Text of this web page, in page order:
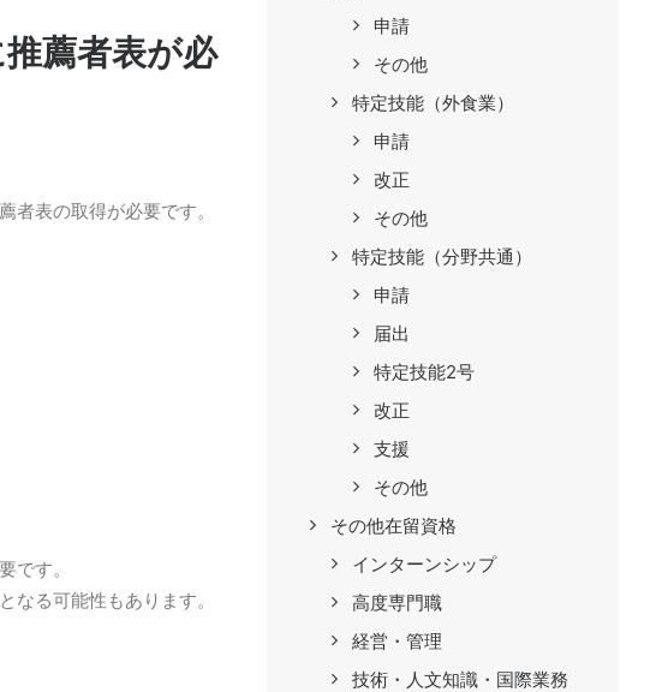
推薦者表が必
者表の取得が必要です。
です。
となる可能性もあります。
申請
その他
特定技能（外食業）
申請
改正
その他
特定技能（分野共通）
申請
届出
特定技能2号
改正
支援
その他
その他在留資格
インターンシップ
高度専門職
経営・管理
技術・人文知識・国際業務